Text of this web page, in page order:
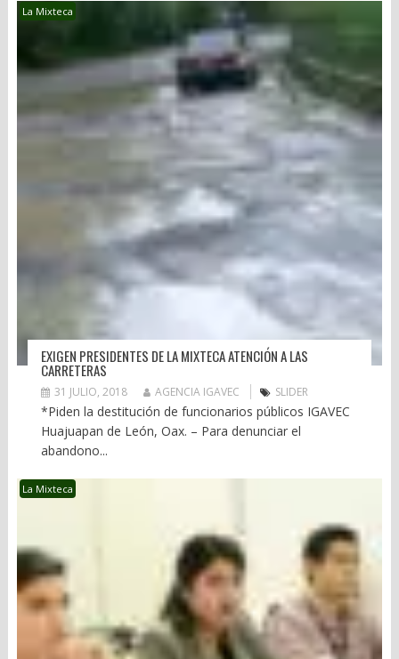
La Mixteca
EXIGEN PRESIDENTES DE LA MIXTECA ATENCIÓN A LAS
CARRETERAS
31 JULIO, 2018 AGENCIA IGAVEC SLIDER
*Piden la destitución de funcionarios públicos IGAVEC
Huajuapan de León, Oax. – Para denunciar el
abandono...
La Mixteca